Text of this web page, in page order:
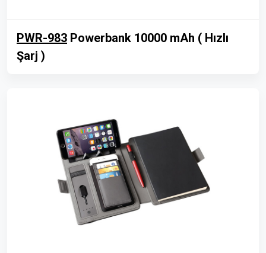
PWR-983 Powerbank 10000 mAh ( Hızlı
Şarj )